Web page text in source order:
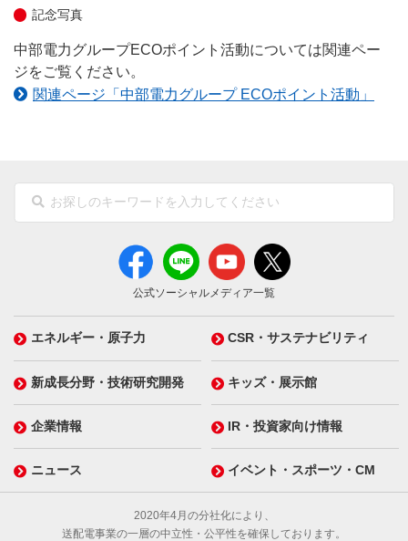
記念写真
中部電力グループECOポイント活動については関連ペー
ジをご覧ください。
関連ページ「中部電力グループ ECOポイント活動」
公式ソーシャルメディア一覧
エネルギー・原子力 CSR・サステナビリティ
新成長分野・技術研究開発 キッズ・展示館
企業情報 IR・投資家向け情報
ニュース イベント・スポーツ・CM
2020年4月の分社化により、
送配電事業の一層の中立性・公平性を確保しております。